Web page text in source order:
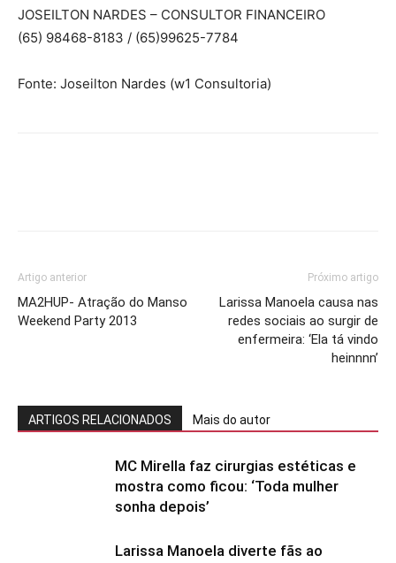
JOSEILTON NARDES – CONSULTOR FINANCEIRO
(65) 98468-8183 / (65)99625-7784
Fonte: Joseilton Nardes (w1 Consultoria)
Artigo anterior
MA2HUP- Atração do Manso
Weekend Party 2013
Próximo artigo
Larissa Manoela causa nas
redes sociais ao surgir de
enfermeira: ‘Ela tá vindo
heinnnn’
ARTIGOS RELACIONADOS Mais do autor
MC Mirella faz cirurgias estéticas e
mostra como ficou: ‘Toda mulher
sonha depois’
Larissa Manoela diverte fãs ao